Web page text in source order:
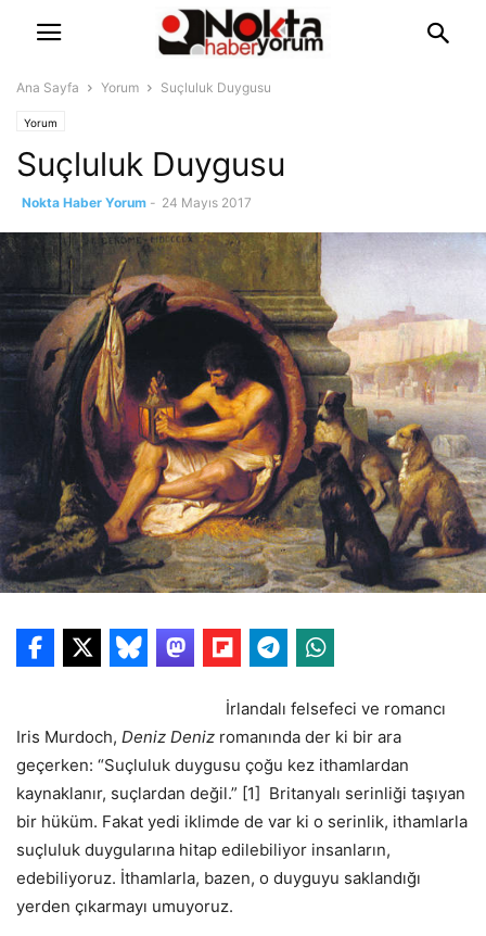
Ana Sayfa Yorum Suçluluk Duygusu
Yorum
Suçluluk Duygusu
Nokta Haber Yorum - 24 Mayıs 2017
İrlandalı felsefeci ve romancı
Iris Murdoch, Deniz Deniz romanında der ki bir ara
geçerken: “Suçluluk duygusu çoğu kez ithamlardan
kaynaklanır, suçlardan değil.” [1] Britanyalı serinliği taşıyan
bir hüküm. Fakat yedi iklimde de var ki o serinlik, ithamlarla
suçluluk duygularına hitap edilebiliyor insanların,
edebiliyoruz. İthamlarla, bazen, o duyguyu saklandığı
yerden çıkarmayı umuyoruz.